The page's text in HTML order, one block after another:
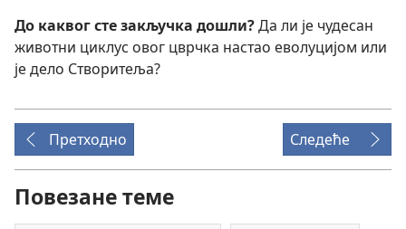
До каквог сте закључка дошли?Да ли је чудесан
животни циклус овог цврчка настао еволуцијом или
је дело Створитеља?
Претходно Следеће
Повезане теме